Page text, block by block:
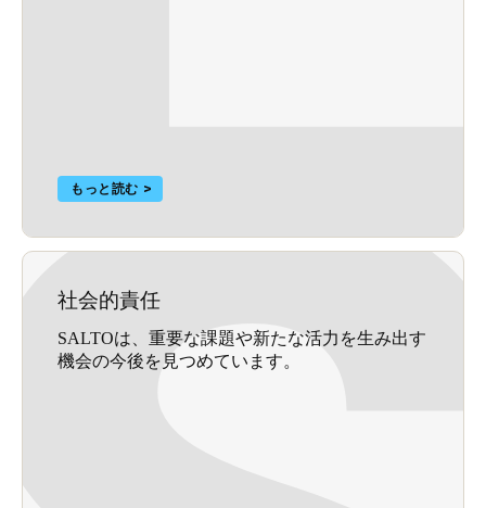
もっと読む
社会的責任
SALTOは、重要な課題や新たな活力を生み出す
機会の今後を見つめています。